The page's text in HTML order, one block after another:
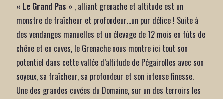
« Le Grand Pas » , alliant grenache et altitude est un
monstre de fraîcheur et profondeur…un pur délice ! Suite à
des vendanges manuelles et un élevage de 12 mois en fûts de
chêne et en cuves, le Grenache nous montre ici tout son
potentiel dans cette vallée d’altitude de Pégairolles avec son
soyeux, sa fraîcheur, sa profondeur et son intense finesse.
Une des grandes cuvées du Domaine, sur un des terroirs les